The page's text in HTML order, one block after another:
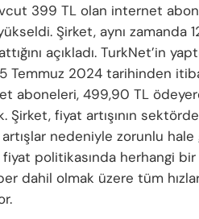
399 TL olan internet
Şirket, aynı zamanda
açıkladı. TurkNet’in
Temmuz 2024 tarihinden
aboneleri, 499,90 TL
Şirket, fiyat artışının
nedeniyle zorunlu
politikasında herhangi
dahil olmak üzere tüm